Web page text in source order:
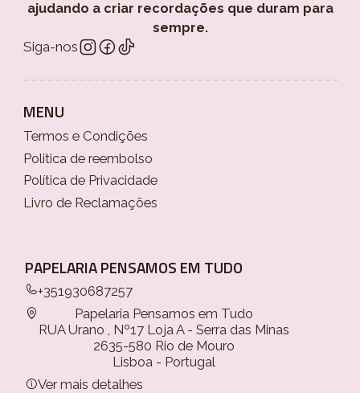
ajudando a criar recordações que duram para
sempre.
Siga-nos
MENU
Termos e Condições
Politica de reembolso
Política de Privacidade
Livro de Reclamações
PAPELARIA PENSAMOS EM TUDO
+351930687257
Papelaria Pensamos em Tudo
RUA Urano , Nº17 Loja A - Serra das Minas
2635-580 Rio de Mouro
Lisboa - Portugal
Ver mais detalhes